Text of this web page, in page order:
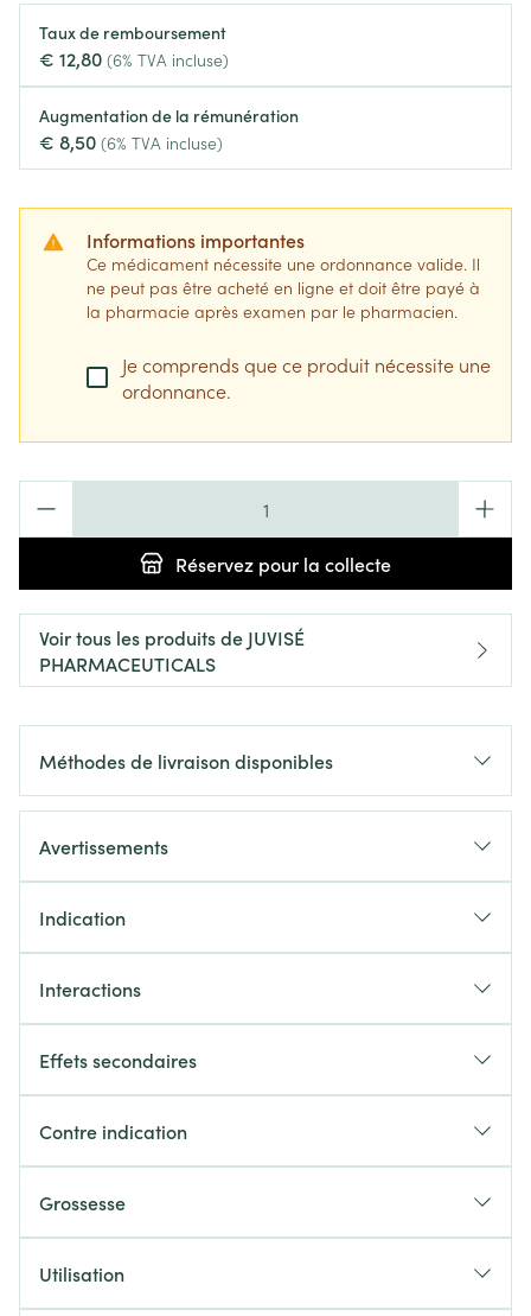
Taux de remboursement
€ 12,80 (6% TVA incluse)
Augmentation de la rémunération
€ 8,50 (6% TVA incluse)
Informations importantes
Ce médicament nécessite une ordonnance valide. Il
ne peut pas être acheté en ligne et doit être payé à
la pharmacie après examen par le pharmacien.
Je comprends que ce produit nécessite une
ordonnance.
Réservez pour la collecte
Voir tous les produits de JUVISÉ
PHARMACEUTICALS
Méthodes de livraison disponibles
Avertissements
Indication
Interactions
Effets secondaires
Contre indication
Grossesse
Utilisation